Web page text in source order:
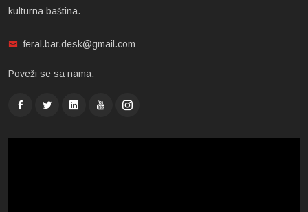
kulturna baština.
feral.bar.desk@gmail.com
Poveži se sa nama: